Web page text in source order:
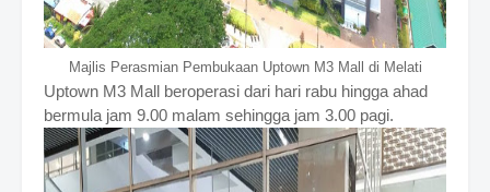
Majlis Perasmian Pembukaan Uptown M3 Mall di Melati
Uptown M3 Mall beroperasi dari hari rabu hingga ahad
bermula jam 9.00 malam sehingga jam 3.00 pagi.